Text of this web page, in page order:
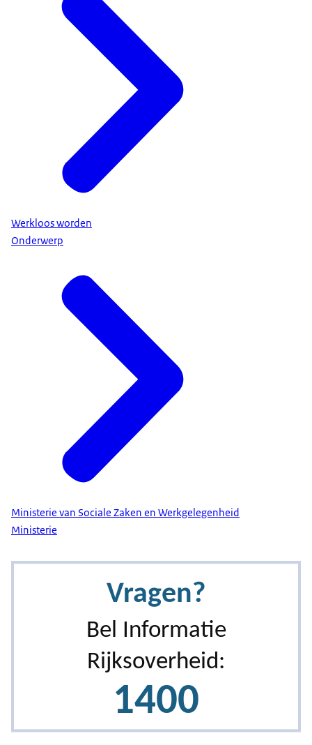
Werkloos worden
Onderwerp
Ministerie van Sociale Zaken en Werkgelegenheid
Ministerie